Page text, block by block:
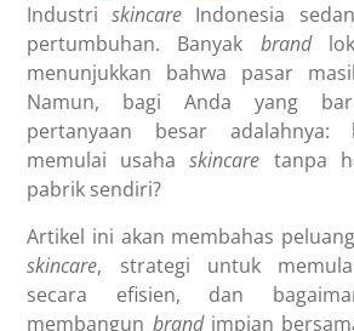
Industriskincare Indonesia
pertumbuhan. Banyak brand
menunjukkan bahwa pasar
Namun, bagi Anda yang
pertanyaan besar adalahnya:
memulai usahaskincare tanpa
pabrik sendiri?
Artikel ini akan membahas
skincare, strategi untuk
secara efisien, dan
membangun brandimpian